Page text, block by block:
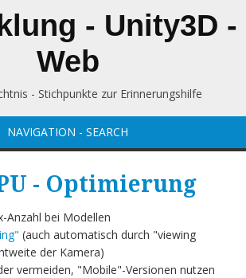
- Unity3D -
Web
- Stichpunkte zur Erinnerungshilfe
NAVIGATION - SEARCH
- Optimierung
Anzahl bei Modellen
(auch automatisch durch "viewing
der Kamera)
vermeiden, "Mobile"-Versionen nutzen